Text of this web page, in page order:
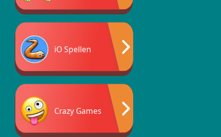
iO Spellen
Crazy Games